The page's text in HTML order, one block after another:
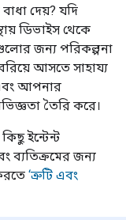
দেয়? যদি
ডিভাইস থেকে
জন্য পরিকল্পনা
আসতে সাহায্য
আপনার
তৈরি করে।
ইন্টেন্ট
ব্যতিক্রমের জন্য
‘ত্রুটি এবং